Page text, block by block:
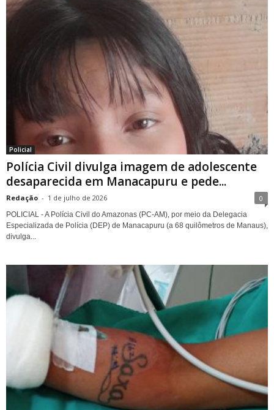
Policial
Polícia Civil divulga imagem de adolescente
desaparecida em Manacapuru e pede...
Redação - 1 de julho de 2026 0
POLICIAL - A Polícia Civil do Amazonas (PC-AM), por meio da Delegacia
Especializada de Polícia (DEP) de Manacapuru (a 68 quilômetros de Manaus),
divulga...